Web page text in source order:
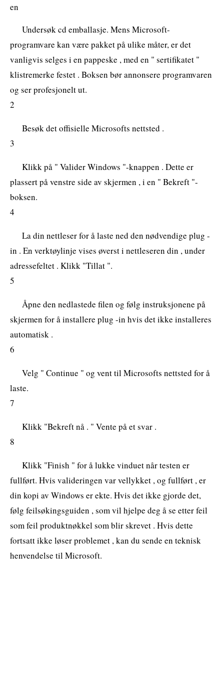
en
Undersøk cd emballasje. Mens Microsoft-
programvare kan være pakket på ulike måter, er det
vanligvis selges i en pappeske , med en " sertifikatet "
klistremerke festet . Boksen bør annonsere programvaren
og ser profesjonelt ut.
2
Besøk det offisielle Microsofts nettsted .
3
Klikk på " Valider Windows "-knappen . Dette er
plassert på venstre side av skjermen , i en " Bekreft "-
boksen.
4
La din nettleser for å laste ned den nødvendige plug -
in . En verktøylinje vises øverst i nettleseren din , under
adressefeltet . Klikk "Tillat ".
5
Åpne den nedlastede filen og følg instruksjonene på
skjermen for å installere plug -in hvis det ikke installeres
automatisk .
6
Velg " Continue " og vent til Microsofts nettsted for å
laste.
7
Klikk "Bekreft nå . " Vente på et svar .
8
Klikk "Finish " for å lukke vinduet når testen er
fullført. Hvis valideringen var vellykket , og fullført , er
din kopi av Windows er ekte. Hvis det ikke gjorde det,
følg feilsøkingsguiden , som vil hjelpe deg å se etter feil
som feil produktnøkkel som blir skrevet . Hvis dette
fortsatt ikke løser problemet , kan du sende en teknisk
henvendelse til Microsoft.